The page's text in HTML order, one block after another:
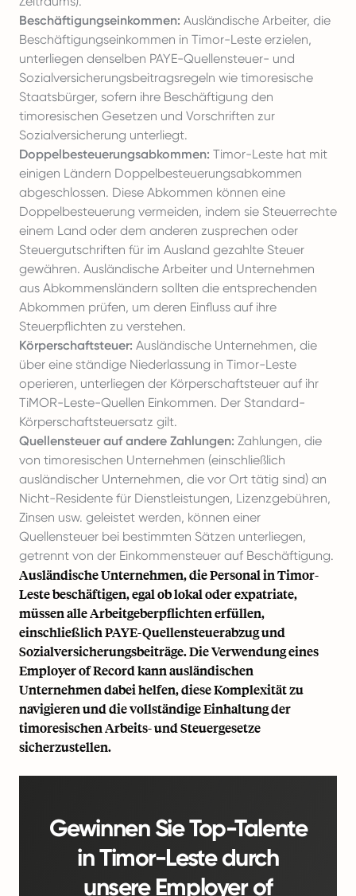
Beschäftigungseinkommen: Ausländische Arbeiter, die
Beschäftigungseinkommen in Timor-Leste erzielen,
unterliegen denselben PAYE-Quellensteuer- und
Sozialversicherungsbeitragsregeln wie timoresische
Staatsbürger, sofern ihre Beschäftigung den
timoresischen Gesetzen und Vorschriften zur
Sozialversicherung unterliegt.
Doppelbesteuerungsabkommen: Timor-Leste hat mit
einigen Ländern Doppelbesteuerungsabkommen
abgeschlossen. Diese Abkommen können eine
Doppelbesteuerung vermeiden, indem sie Steuerrechte
einem Land oder dem anderen zusprechen oder
Steuergutschriften für im Ausland gezahlte Steuer
gewähren. Ausländische Arbeiter und Unternehmen
aus Abkommensländern sollten die entsprechenden
Abkommen prüfen, um deren Einfluss auf ihre
Steuerpflichten zu verstehen.
Körperschaftsteuer: Ausländische Unternehmen, die
über eine ständige Niederlassung in Timor-Leste
operieren, unterliegen der Körperschaftsteuer auf ihr
TiMOR-Leste-Quellen Einkommen. Der Standard-
Körperschaftsteuersatz gilt.
Quellensteuer auf andere Zahlungen: Zahlungen, die
von timoresischen Unternehmen (einschließlich
ausländischer Unternehmen, die vor Ort tätig sind) an
Nicht-Residente für Dienstleistungen, Lizenzgebühren,
Zinsen usw. geleistet werden, können einer
Quellensteuer bei bestimmten Sätzen unterliegen,
getrennt von der Einkommensteuer auf Beschäftigung.
Ausländische Unternehmen, die Personal in Timor-
Leste beschäftigen, egal ob lokal oder expatriate,
müssen alle Arbeitgeberpflichten erfüllen,
einschließlich PAYE-Quellensteuerabzug und
Sozialversicherungsbeiträge. Die Verwendung eines
Employer of Record kann ausländischen
Unternehmen dabei helfen, diese Komplexität zu
navigieren und die vollständige Einhaltung der
timoresischen Arbeits- und Steuergesetze
sicherzustellen.
Gewinnen Sie Top-Talente
in Timor-Leste durch
unsere Employer of